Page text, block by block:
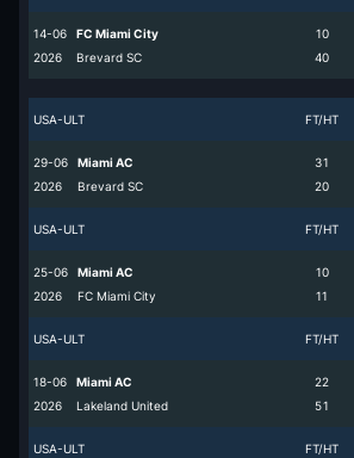
14-06
2026
FC Miami City
Brevard SC
1
4
0
0
USA-ULT FT/HT
29-06
2026
Miami AC
Brevard SC
3
2
1
0
USA-ULT FT/HT
25-06
2026
Miami AC
FC Miami City
1
1
0
1
USA-ULT FT/HT
18-06
2026
Miami AC
Lakeland United
2
5
2
1
USA-ULT FT/HT